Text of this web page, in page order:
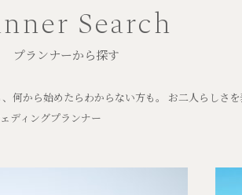
Search
プランナーから探す
何から始めたらわからない方も。 お二人らしさ
ディングプランナー